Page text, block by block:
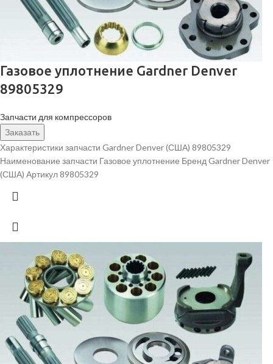
Газовое уплотнение Gardner Denver
89805329
Запчасти для компрессоров
Заказать
Характеристики запчасти Gardner Denver (США) 89805329
Наименование запчасти Газовое уплотнение Бренд Gardner Denver
(США) Артикул 89805329